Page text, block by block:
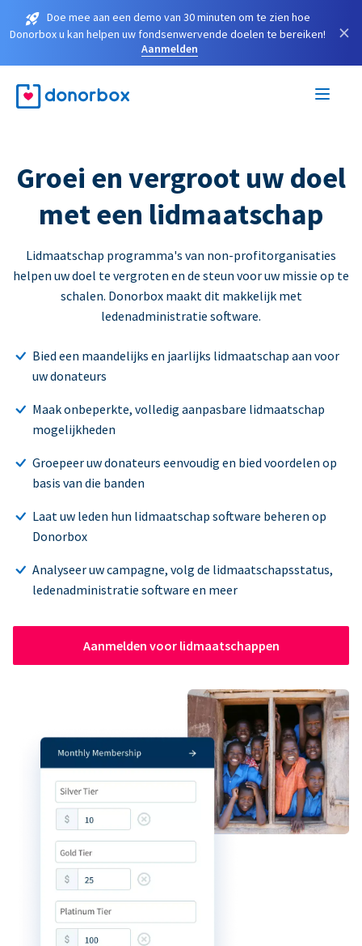
Doe mee aan een demo van 30 minuten om te zien hoe
Donorbox u kan helpen uw fondsenwervende doelen te bereiken!
Aanmelden
×
Groei en vergroot uw doel
met een lidmaatschap
Lidmaatschap programma's van non-profitorganisaties
helpen uw doel te vergroten en de steun voor uw missie op te
schalen. Donorbox maakt dit makkelijk met
ledenadministratie software.
Bied een maandelijks en jaarlijks lidmaatschap aan voor
uw donateurs
Maak onbeperkte, volledig aanpasbare lidmaatschap
mogelijkheden
Groepeer uw donateurs eenvoudig en bied voordelen op
basis van die banden
Laat uw leden hun lidmaatschap software beheren op
Donorbox
Analyseer uw campagne, volg de lidmaatschapsstatus,
ledenadministratie software en meer
Aanmelden voor lidmaatschappen